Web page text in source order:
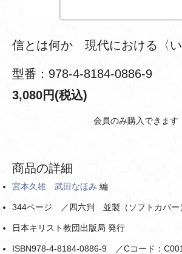
信とは何か 現代における〈
型番：978-4-8184-0886-9
3,080円(税込)
会員のみ購入できます
商品の詳細
宮本久雄 武田なほみ 編
344ページ ／四六判 並製（ソフトカバー
日本キリスト教団出版局 発行
ISBN978-4-8184-0886-9 ／Cコード：